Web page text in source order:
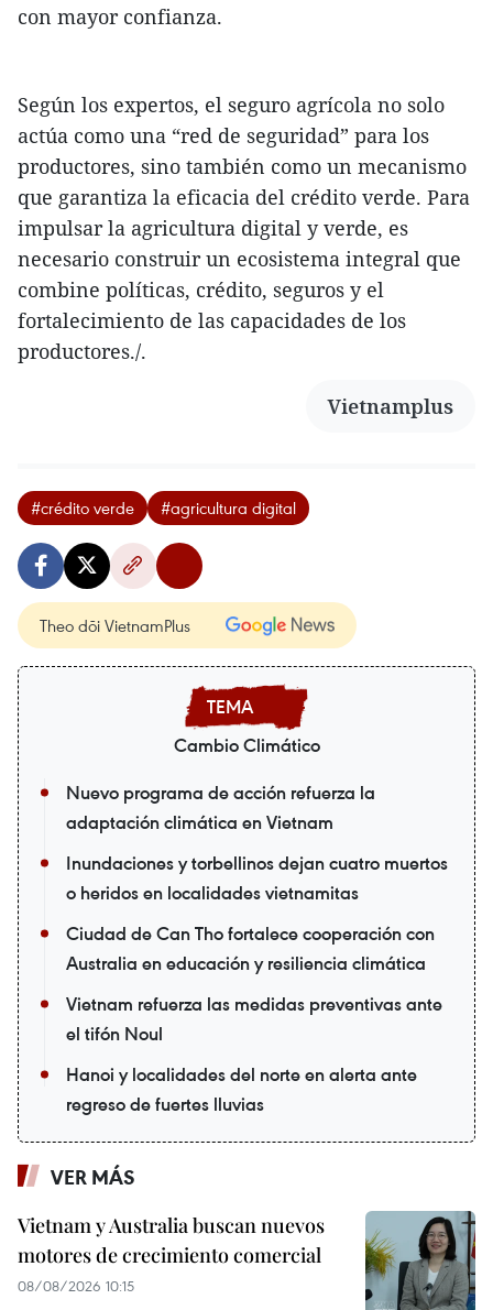
con mayor confianza.
Según los expertos, el seguro agrícola no solo
actúa como una “red de seguridad” para los
productores, sino también como un mecanismo
que garantiza la eficacia del crédito verde. Para
impulsar la agricultura digital y verde, es
necesario construir un ecosistema integral que
combine políticas, crédito, seguros y el
fortalecimiento de las capacidades de los
productores./.
Vietnamplus
#crédito verde #agricultura digital
Theo dõi VietnamPlus
Cambio Climático
Nuevo programa de acción refuerza la
adaptación climática en Vietnam
Inundaciones y torbellinos dejan cuatro muertos
o heridos en localidades vietnamitas
Ciudad de Can Tho fortalece cooperación con
Australia en educación y resiliencia climática
Vietnam refuerza las medidas preventivas ante
el tifón Noul
Hanoi y localidades del norte en alerta ante
regreso de fuertes lluvias
VER MÁS
Vietnam y Australia buscan nuevos
motores de crecimiento comercial
08/08/2026 10:15